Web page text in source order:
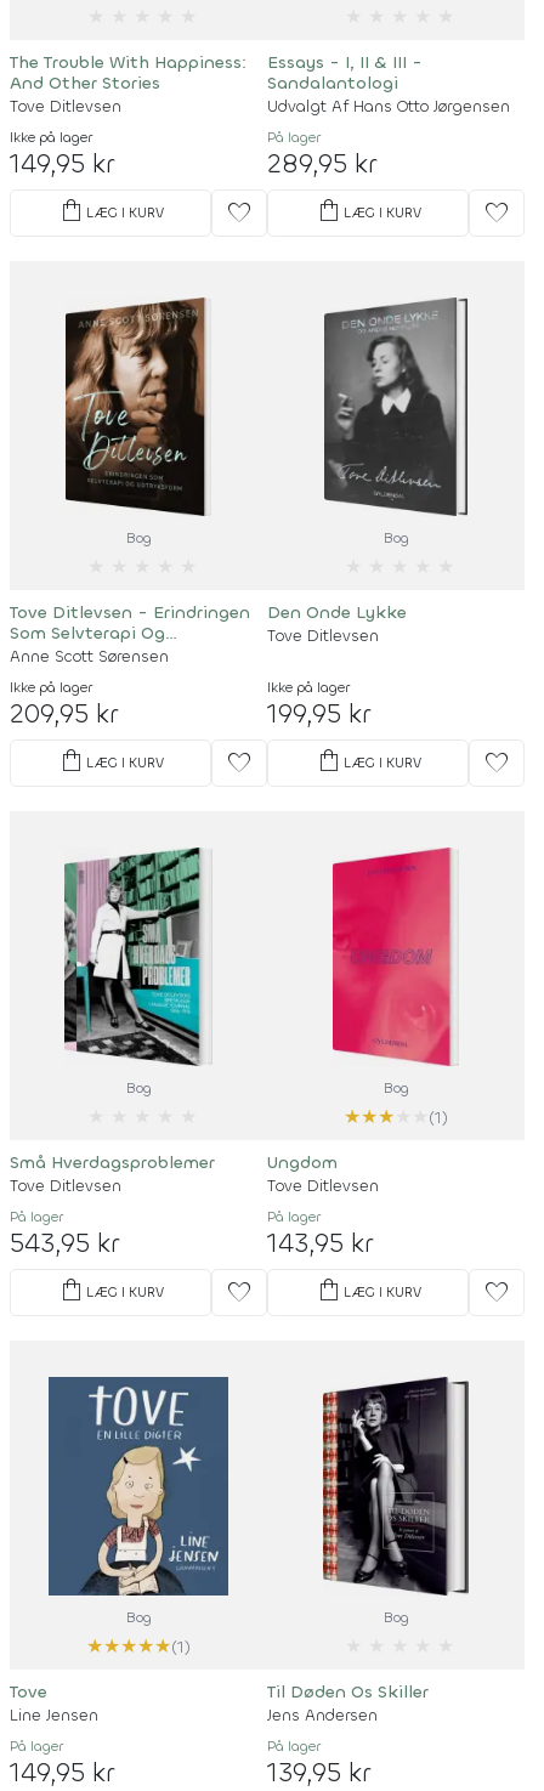
The Trouble With Happiness:
And Other Stories
Tove Ditlevsen
Ikke på lager
149,95 kr
shopping_bag LÆG I KURV favorite
Essays - I, II & III -
Sandalantologi
Udvalgt Af Hans Otto Jørgensen
På lager
289,95 kr
shopping_bag LÆG I KURV favorite
Bog
Tove Ditlevsen - Erindringen
Som Selvterapi Og
Udtryksform
Anne Scott Sørensen
Ikke på lager
209,95 kr
shopping_bag LÆG I KURV favorite
Bog
Den Onde Lykke
Tove Ditlevsen
Ikke på lager
199,95 kr
shopping_bag LÆG I KURV favorite
Bog
Små Hverdagsproblemer
Tove Ditlevsen
På lager
543,95 kr
shopping_bag LÆG I KURV favorite
Bog
★★★
(1)
Ungdom
Tove Ditlevsen
På lager
143,95 kr
shopping_bag LÆG I KURV favorite
Bog
★★★★★(1)
Tove
Line Jensen
På lager
149,95 kr
Bog
Til Døden Os Skiller
Jens Andersen
På lager
139,95 kr